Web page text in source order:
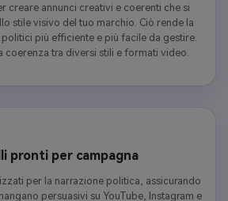
creare annunci creativi e coerenti che si
stile visivo del tuo marchio. Ciò rende la
più efficiente e più facile da gestire.
coerenza tra diversi stili e formati video.
pronti per campagna
per la narrazione politica, assicurando
persuasivi su YouTube, Instagram e